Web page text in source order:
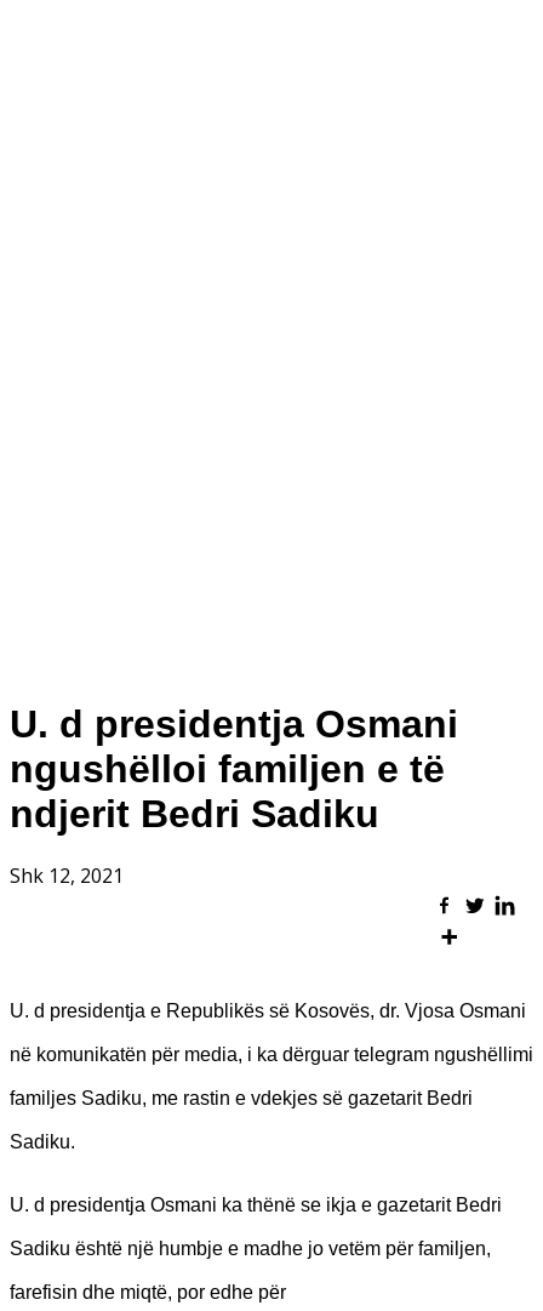
U. d presidentja Osmani
ngushëlloi familjen e të
ndjerit Bedri Sadiku
Shk 12, 2021
U. d presidentja e Republikës së Kosovës, dr. Vjosa Osmani
në komunikatën për media, i ka dërguar telegram ngushëllimi
familjes Sadiku, me rastin e vdekjes së gazetarit Bedri
Sadiku.
U. d presidentja Osmani ka thënë se ikja e gazetarit Bedri
Sadiku është një humbje e madhe jo vetëm për familjen,
farefisin dhe miqtë, por edhe për